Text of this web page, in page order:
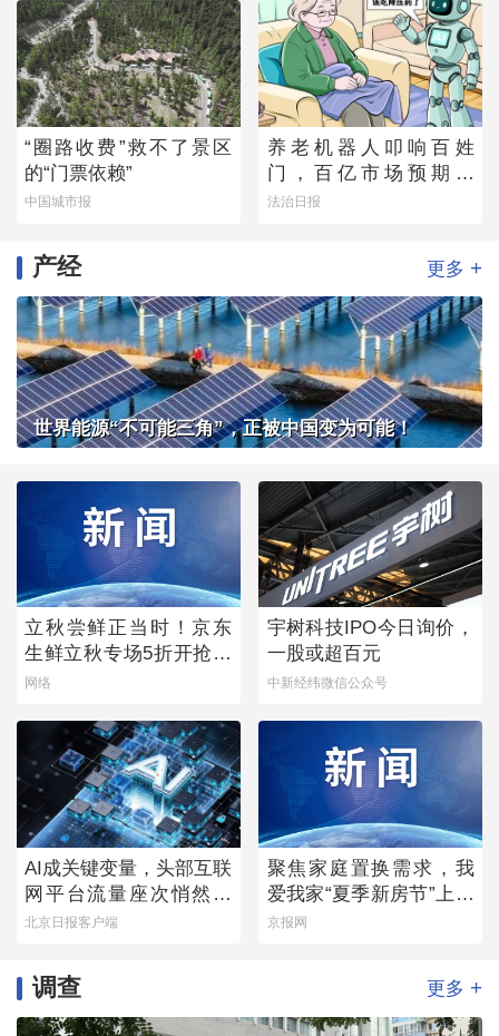
“圈路收费”救不了景区
的“门票依赖”
中国城市报
养老机器人叩响百姓
门，百亿市场预期下
的“理想”与“现实”
法治日报
产经 更多 +
世界能源“不可能三角”，正被中国变为可能！
立秋尝鲜正当时！京东
生鲜立秋专场5折开抢，
承包你的秋日餐桌
网络
宇树科技IPO今日询价，
一股或超百元
中新经纬微信公众号
AI成关键变量，头部互联
网平台流量座次悄然生
变
北京日报客户端
聚焦家庭置换需求，我
爱我家“夏季新房节”上线
多重专属权益
京报网
调查 更多 +